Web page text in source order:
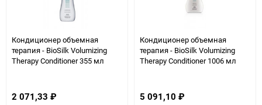
Кондиционер объемная
терапия - BioSilk Volumizing
Therapy Conditioner 355 мл
2 071,33 ₽
Кондиционер объемная
терапия - BioSilk Volumizing
Therapy Conditioner 1006 мл
5 091,10 ₽